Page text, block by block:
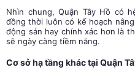
Nhìn chung, Quận Tây Hồ có
đồng thời luôn có kế hoạch
động sản hay chính xác hơn là
sẽ ngày càng tiềm năng.
Cơ sở hạ tầng khác tại Quận